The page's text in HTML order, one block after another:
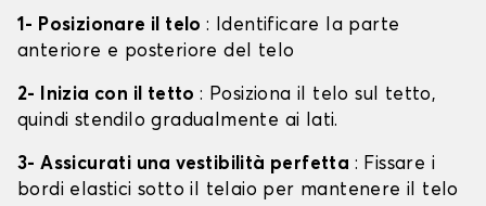
1- Posizionare il telo: Identificare la parte
anteriore e posteriore del telo
2- Inizia con il tetto: Posiziona il telo sul tetto,
quindi stendilo gradualmente ai lati.
3- Assicurati una vestibilità perfetta : Fissare i
bordi elastici sotto il telaio per mantenere il telo